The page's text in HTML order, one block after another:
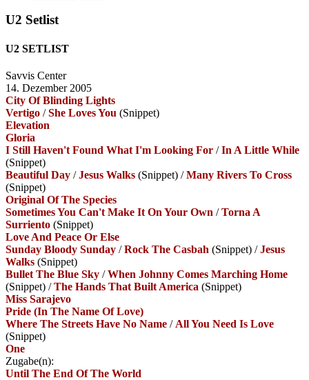
U2 Setlist
U2 SETLIST
Savvis Center
14. Dezember 2005
City Of Blinding Lights
Vertigo /She Loves You (Snippet)
Elevation
Gloria
I Still Haven't Found What I'm Looking For /In A Little While
(Snippet)
Beautiful Day /Jesus Walks (Snippet) /Many Rivers To Cross
(Snippet)
Original Of The Species
Sometimes You Can't Make It On Your Own /Torna A
Surriento (Snippet)
Love And Peace Or Else
Sunday Bloody Sunday /Rock The Casbah (Snippet) /Jesus
Walks (Snippet)
Bullet The Blue Sky /When Johnny Comes Marching Home
(Snippet) /The Hands That Built America (Snippet)
Miss Sarajevo
Pride (In The Name Of Love)
Where The Streets Have No Name / All You Need Is Love
(Snippet)
One
Zugabe(n):
Until The End Of The World